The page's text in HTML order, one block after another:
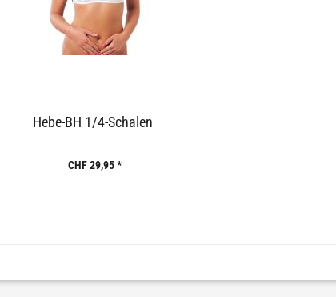
Hebe-BH 1/4-Schalen
CHF 29,95 *